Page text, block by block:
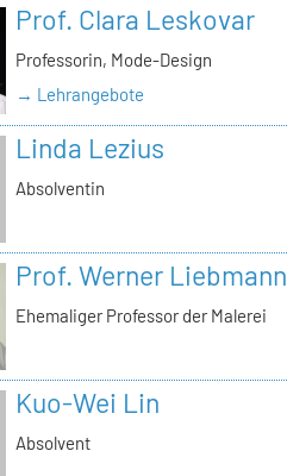
Prof. Clara Leskovar
Professorin, Mode-Design
→ Lehrangebote
Linda Lezius
Absolventin
Prof. Werner Liebmann
Ehemaliger Professor der Malerei
Kuo-Wei Lin
Absolvent